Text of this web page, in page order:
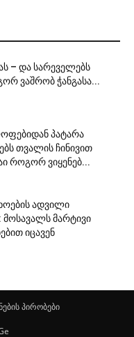
– და სარეველებს
ვაშრობ ჭანგასა...
პატარა
თვალის ჩინივით
როგორ ვიყენებ...
ადვილი
მოსავალს მარტივი
იცავენ
პირობები